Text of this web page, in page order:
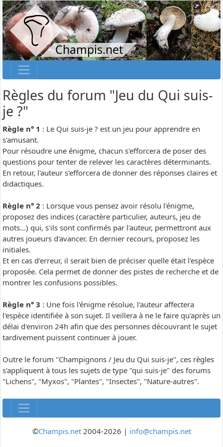
Champis.net
Règles du forum "Jeu du Qui suis-
je ?"
Règle n° 1 : Le Qui suis-je ? est un jeu pour apprendre en
s'amusant.
Pour résoudre une énigme, chacun s'efforcera de poser des
questions pour tenter de relever les caractères déterminants.
En retour, l'auteur s'efforcera de donner des réponses claires et
didactiques.
Règle n° 2 : Lorsque vous pensez avoir résolu l'énigme,
proposez des indices (caractère particulier, auteurs, jeu de
mots...) qui, s'ils sont confirmés par l'auteur, permettront aux
autres joueurs d'avancer. En dernier recours, proposez les
initiales.
Et en cas d'erreur, il serait bien de préciser quelle était l'espèce
proposée. Cela permet de donner des pistes de recherche et de
montrer les confusions possibles.
Règle n° 3 : Une fois l'énigme résolue, l'auteur affectera
l'espèce identifiée à son sujet. Il veillera à ne le faire qu'après un
délai d'environ 24h afin que des personnes découvrant le sujet
tardivement puissent continuer à jouer.
Outre le forum "Champignons / Jeu du Qui suis-je", ces règles
s'appliquent à tous les sujets de type "qui suis-je" des forums
"Lichens", "Myxos", "Plantes", "Insectes", "Nature-autres".
©Champis.net2004-2026 | info@champis.net